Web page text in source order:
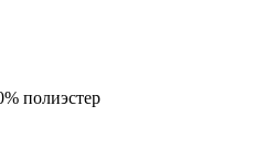
полиэстер